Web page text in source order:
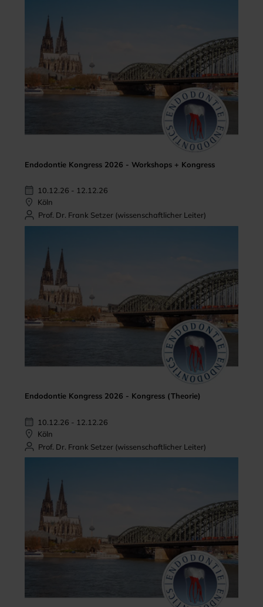
Endodontie Kongress 2026 - Workshops + Kongress
10.12.26 - 12.12.26
Köln
Prof. Dr. Frank Setzer (wissenschaftlicher Leiter)
Endodontie Kongress 2026 - Kongress (Theorie)
10.12.26 - 12.12.26
Köln
Prof. Dr. Frank Setzer (wissenschaftlicher Leiter)